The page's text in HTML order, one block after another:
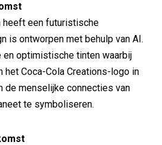
heeft een futuristische
is ontworpen met behulp van AI.
en optimistische tinten waarbij
het Coca-Cola Creations-logo in
de menselijke connecties van
te symboliseren.